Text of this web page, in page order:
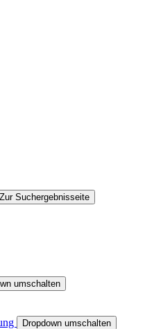
Zur Suchergebnisseite
umschalten
Dropdown umschalten